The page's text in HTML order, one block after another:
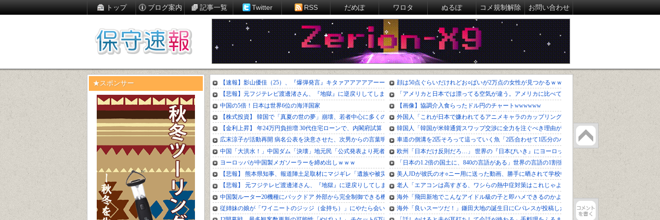
トップ ブログ案内 記事一覧 Twitter RSS だめぽ ワロタ ぬるぽ コメ規制解除 お問い合わせ
★スポンサー